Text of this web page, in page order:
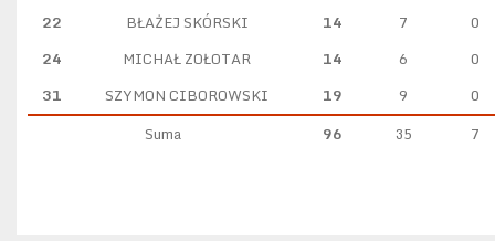
22
BŁAŻEJ SKÓRSKI 14 7
0
24
MICHAŁ ZOŁOTAR 14 6
0
31
SZYMON CIBOROWSKI 19 9
0
Suma
96 35 7